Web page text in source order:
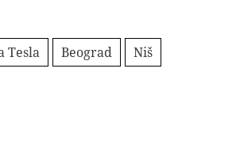
Tesla Beograd
Niš